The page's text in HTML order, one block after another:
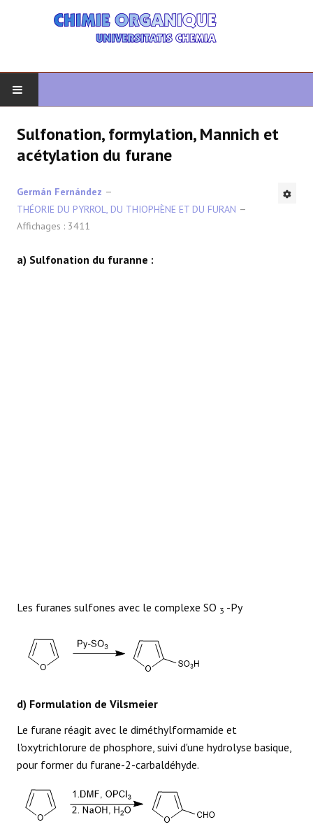
CHIMIE ORGANIQUE
ORGANIQUE AVANCÉ
HÉTÉROCYCLES
LA SYNTHÈSE
Sulfonation, formylation, Mannich et
acétylation du furane
Germán Fernández
THÉORIE DU PYRROL, DU THIOPHÈNE ET DU FURAN
Affichages : 3411
a) Sulfonation du furanne :
Les furanes sulfones avec le complexe SO 3 -Py
d) Formulation de Vilsmeier
Le furane réagit avec le diméthylformamide et
l'oxytrichlorure de phosphore, suivi d'une hydrolyse basique,
pour former du furane-2-carbaldéhyde.